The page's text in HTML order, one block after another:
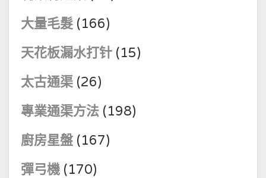
大量毛髮 (166)
天花板漏水打针 (15)
太古通渠 (26)
專業通渠方法 (198)
廚房星盤 (167)
彈弓機 (170)